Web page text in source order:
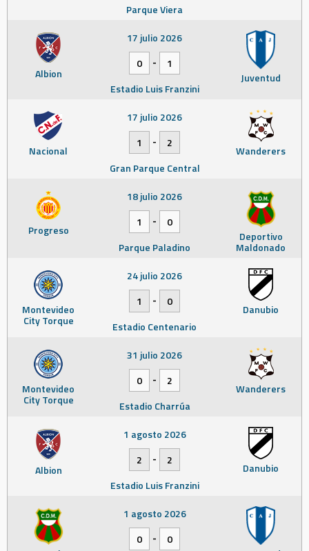
Parque Viera
Albion Juventud
17 julio 2026
0
-
1
Estadio Luis Franzini
Nacional Wanderers
17 julio 2026
1
-
2
Gran Parque Central
Progreso Deportivo
Maldonado
18 julio 2026
1
-
0
Parque Paladino
Montevideo
City Torque
Danubio
24 julio 2026
1
-
0
Estadio Centenario
Montevideo
City Torque
Wanderers
31 julio 2026
0
-
2
Estadio Charrúa
Albion Danubio
1 agosto 2026
2
-
2
Estadio Luis Franzini
1 agosto 2026
0
- 0